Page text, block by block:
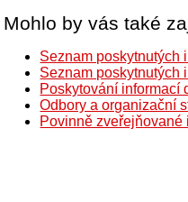
Mohlo by vás také
Seznam poskytnutých
Seznam poskytnutých
Poskytování informací
Odbory a organizační
Povinně zveřejňované